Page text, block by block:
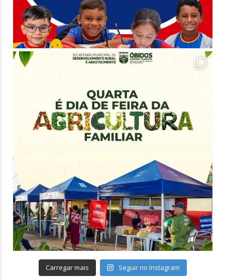
Carregar mais Seguir no Instagram